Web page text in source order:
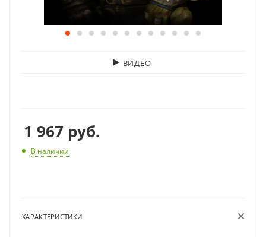
ВИДЕО
1 967 руб.
В наличии
ХАРАКТЕРИСТИКИ